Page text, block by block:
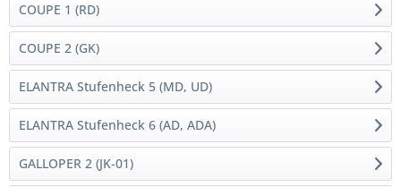
COUPE 1 (RD)
COUPE 2 (GK)
ELANTRA Stufenheck 5 (MD, UD)
ELANTRA Stufenheck 6 (AD, ADA)
GALLOPER 2 (JK-01)